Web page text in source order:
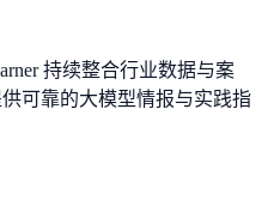
持续整合行业数据与案
可靠的大模型情报与实践指